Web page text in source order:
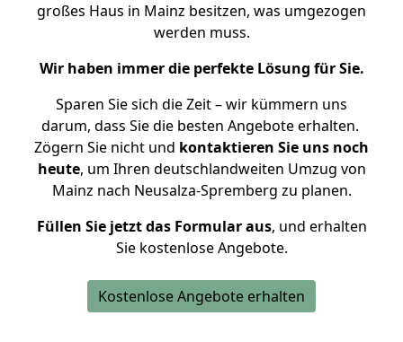
großes Haus in Mainz besitzen, was umgezogen
werden muss.
Wir haben immer die perfekte Lösung für Sie.
Sparen Sie sich die Zeit – wir kümmern uns
darum, dass Sie die besten Angebote erhalten.
Zögern Sie nicht und kontaktieren Sie uns noch
heute, um Ihren deutschlandweiten Umzug von
Mainz nach Neusalza-Spremberg zu planen.
Füllen Sie jetzt das Formular aus, und erhalten
Sie kostenlose Angebote.
Kostenlose Angebote erhalten